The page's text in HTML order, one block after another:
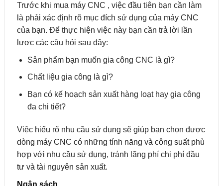
Trước khi mua máy CNC , việc đầu tiên bạn cần làm
là phải xác định rõ mục đích sử dụng của máy CNC
của bạn. Để thực hiện việc này bạn cần trả lời lần
lược các câu hỏi sau đây:
Sản phẩm bạn muốn gia công CNC là gì?
Chất liệu gia công là gì?
Bạn có kế hoạch sản xuất hàng loạt hay gia công
đa chi tiết?
Việc hiểu rõ nhu cầu sử dụng sẽ giúp bạn chọn được
dòng máy CNC có những tính năng và công suất phù
hợp với nhu cầu sử dụng, tránh lãng phí chi phí đầu
tư và tài nguyên sản xuất.
Ngân sách